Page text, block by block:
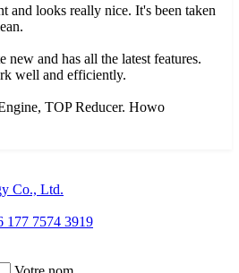
and looks really nice. It's been taken
and has all the latest features.
well and efficiently.
TOP Reducer. Howo
Co., Ltd.
177 7574 3919